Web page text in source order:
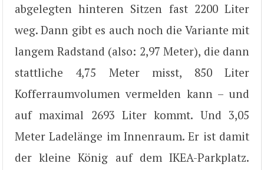
abgelegten hinteren Sitzen fast 2200 Liter
weg. Dann gibt es auch noch die Variante mit
langem Radstand (also: 2,97 Meter), die dann
stattliche 4,75 Meter misst, 850 Liter
Kofferraumvolumen vermelden kann – und
auf maximal 2693 Liter kommt. Und 3,05
Meter Ladelänge im Innenraum. Er ist damit
der kleine König auf dem IKEA-Parkplatz.